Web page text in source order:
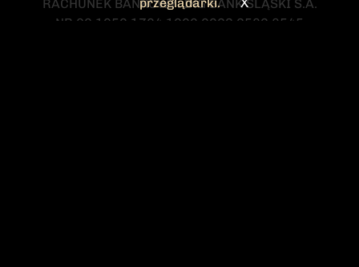
RACHUNEK BANKOWY: ING BANK ŚLĄSKI S.A.
NR 90 1050 1764 1000 0023 2582 8545